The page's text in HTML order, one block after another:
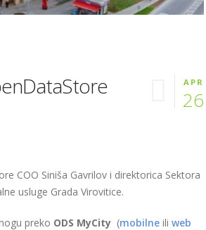
APR
26
COO Siniša Gavrilov i direktorica Sektora
usluge Grada Virovitice.
preko ODS MyCity (mobilne ili web